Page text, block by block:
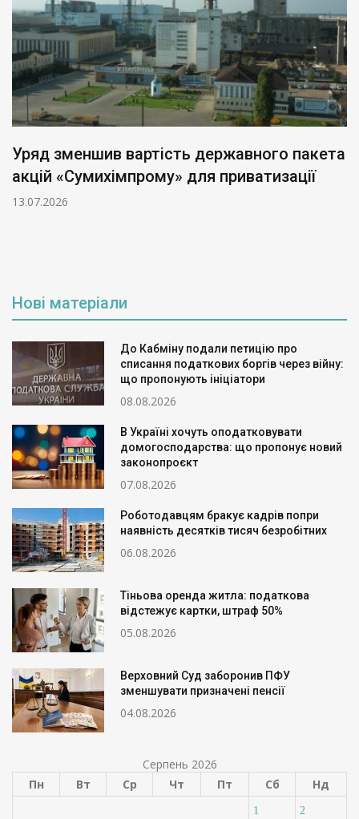
Уряд зменшив вартість державного пакета
акцій «Сумихімпрому» для приватизації
13.07.2026
Нові матеріали
До Кабміну подали петицію про
списання податкових боргів через війну:
що пропонують ініціатори
08.08.2026
В Україні хочуть оподатковувати
домогосподарства: що пропонує новий
законопроєкт
07.08.2026
Роботодавцям бракує кадрів попри
наявність десятків тисяч безробітних
06.08.2026
Тіньова оренда житла: податкова
відстежує картки, штраф 50%
05.08.2026
Верховний Суд заборонив ПФУ
зменшувати призначені пенсії
04.08.2026
Серпень 2026
Пн
Вт Ср Чт Пт Сб Нд
1 2